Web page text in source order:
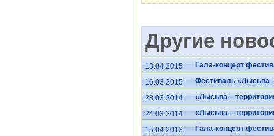
Другие
13.04.2015
Гала-концерт
16.03.2015
Фестиваль «Лысьва
28.03.2014
«Лысьва –
24.03.2014
«Лысьва –
15.04.2013
Гала-концерт